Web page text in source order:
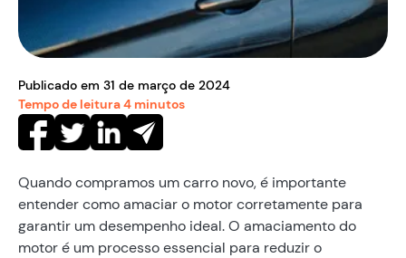
Publicado em 31 de março de 2024
Tempo de leitura4 minutos
Quando compramos um carro novo, é importante
entender como amaciar o motor corretamente para
garantir um desempenho ideal. O amaciamento do
motor é um processo essencial para reduzir o